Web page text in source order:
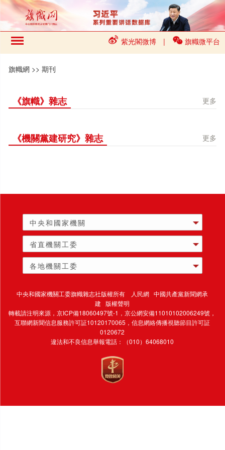
紫光閣微博 | 旗幟微平台
旗幟網 >>期刊
《旗幟》雜志 更多
《機關黨建研究》雜志 更多
中央和國家機關
省直機關工委
各地機關工委
中央和國家機關工委旗幟雜志社版權所有 人民網 中國共產黨新聞網承
建 版權聲明
轉載請注明來源，京ICP備18060497號-1 ，京公網安備11010102006249號，
互聯網新聞信息服務許可証10120170065，信息網絡傳播視聽節目許可証
0120672
違法和不良信息舉報電話：（010）64068010